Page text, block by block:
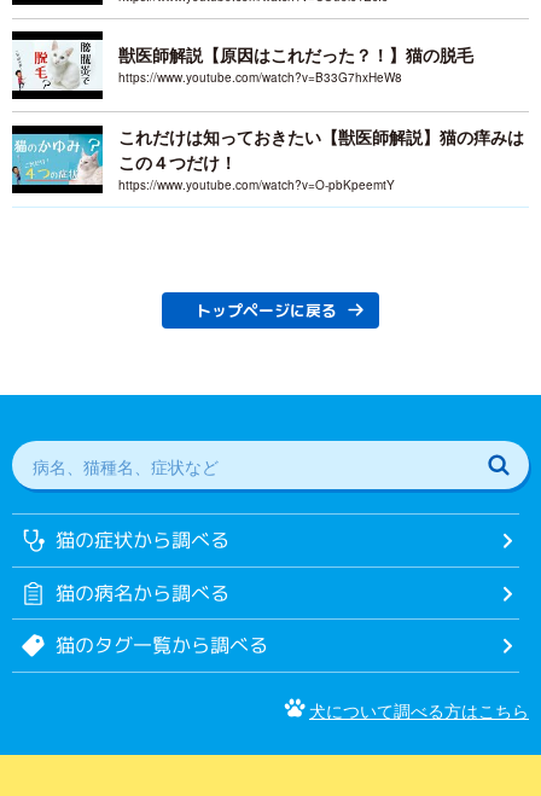
獣医師解説【原因はこれだった？！】猫の脱毛
https://www.youtube.com/watch?v=B33G7hxHeW8
これだけは知っておきたい【獣医師解説】猫の痒みは
この４つだけ！
https://www.youtube.com/watch?v=O-pbKpeemtY
トップページに戻る
猫の症状から調べる
猫の病名から調べる
猫のタグ一覧から調べる
犬について調べる方はこちら